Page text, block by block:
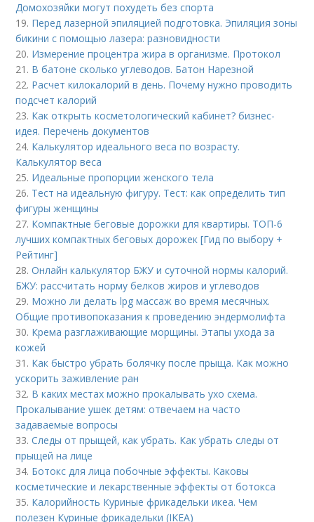
Домохозяйки могут похудеть без спорта
19. Перед лазерной эпиляцией подготовка. Эпиляция зоны
бикини с помощью лазера: разновидности
20. Измерение процентра жира в организме. Протокол
21. В батоне сколько углеводов. Батон Нарезной
22. Расчет килокалорий в день. Почему нужно проводить
подсчет калорий
23. Как открыть косметологический кабинет? бизнес-
идея. Перечень документов
24. Калькулятор идеального веса по возрасту.
Калькулятор веса
25. Идеальные пропорции женского тела
26. Тест на идеальную фигуру. Тест: как определить тип
фигуры женщины
27. Компактные беговые дорожки для квартиры. ТОП-6
лучших компактных беговых дорожек [Гид по выбору +
Рейтинг]
28.Онлайн калькулятор БЖУ и суточной нормы калорий.
БЖУ: рассчитать норму белков жиров и углеводов
29. Можно ли делать lpg массаж во время месячных.
Общие противопоказания к проведению эндермолифта
30. Крема разглаживающие морщины. Этапы ухода за
кожей
31. Как быстро убрать болячку после прыща. Как можно
ускорить заживление ран
32. В каких местах можно прокалывать ухо схема.
Прокалывание ушек детям: отвечаем на часто
задаваемые вопросы
33.Следы от прыщей, как убрать. Как убрать следы от
прыщей на лице
34. Ботокс для лица побочные эффекты. Каковы
косметические и лекарственные эффекты от ботокса
35. Калорийность Куриные фрикадельки икеа. Чем
полезен Куриные фрикадельки (IKEA)